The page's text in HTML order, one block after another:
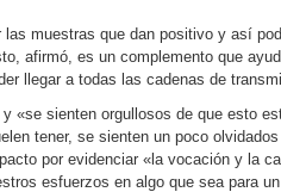
muestras que dan positivo y así
afirmó, es un complemento que
llegar a todas las cadenas de
sienten orgullosos de que esto
tener, se sienten un poco
por evidenciar «la vocación y la
esfuerzos en algo que sea para un